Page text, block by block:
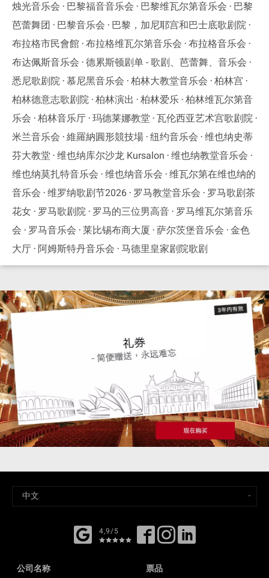
烛光音乐会
巴黎福音音乐会 巴黎维瓦尔第音乐会
巴黎
芭蕾舞团
巴黎音乐会
巴黎，加尼耶宫和巴士底歌剧院
布拉格市民會館 布拉格维瓦尔第音乐会
布拉格音乐会
布达佩斯音乐会
德累斯顿剧单 - 歌剧、芭蕾舞、音乐会
悉尼歌剧院 慕尼黑音乐会 柏林大教堂音乐会
柏林宫
柏林德意志歌剧院 柏林演出 柏林爱乐 柏林维瓦尔第音
乐会
柏林音乐厅 玛德莱娜教堂
瓦伦西亚艺术宫歌剧院
米兰音乐会
維羅納圓形競技場 纽约音乐会
维也纳史蒂
芬大教堂
维也纳库尔沙龙 Kursalon
维也纳教堂音乐会
维也纳莫扎特音乐会
维也纳音乐会
维瓦尔第在维也纳的
音乐会
维罗纳歌剧节2026 罗马教堂音乐会
罗马歌剧茶
花女
罗马歌剧院 罗马的三位男高音
罗马维瓦尔第音乐
会
罗马音乐会 莱比锡布商大厦 萨尔茨堡音乐会
金色
大厅
阿姆斯特丹音乐会 马德里皇家剧院歌剧
4,9/5
公司名称 票品